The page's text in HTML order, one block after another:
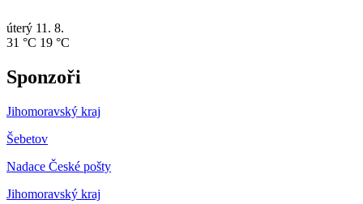
úterý 11. 8.
31 °C 19 °C
Sponzoři
Jihomoravský kraj
Šebetov
Nadace České pošty
Jihomoravský kraj